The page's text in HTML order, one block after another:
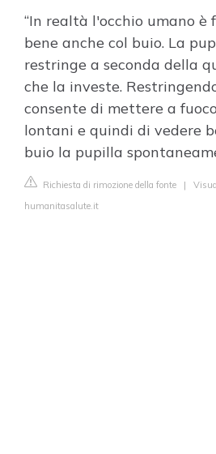
“In realtà l'occhio umano è
bene anche col buio. La
restringe a seconda della
che la investe.
consente di mettere a
lontani e quindi di vedere
buio la pupilla
Richiesta di rimozione della fonte |
humanitasalute.it